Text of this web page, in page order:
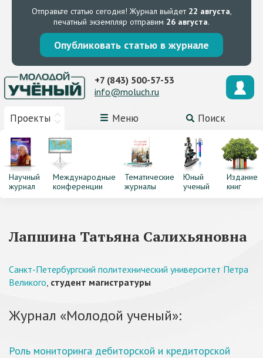
Отправьте статью сегодня! Журнал выйдет 22 августа,
печатный экземпляр отправим 26 августа.
Опубликовать статью в журнале
Проекты Меню Поиск
+7 (843) 500-57-53
info@moluch.ru
Научный
журнал
Международные
конференции
Тематические
журналы
Юный
ученый
Издание
книг
Лапшина Татьяна Салихьяновна
Санкт-Петербургский политехнический университет Петра
Великого, студент магистратуры
Журнал «Молодой ученый»:
Роль мониторинга дебиторской и кредиторской